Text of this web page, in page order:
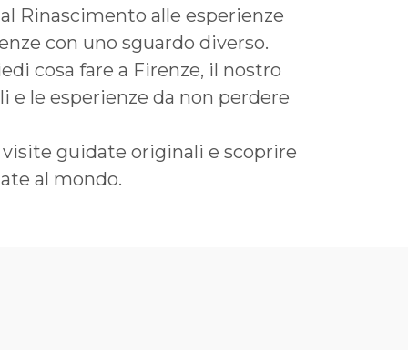
Rinascimento alle esperienze
con uno sguardo diverso.
cosa fare a Firenze, il nostro
le esperienze da non perdere
guidate originali e scoprire
al mondo.